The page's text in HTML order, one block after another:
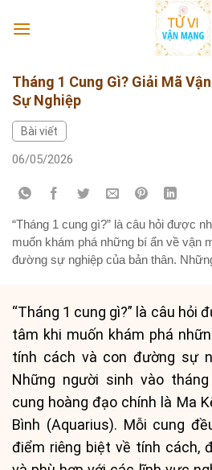
Tháng 1 Cung Gì? Giải Mã
Sự Nghiệp
Bài viết
06/05/2026
“Tháng 1 cung gì?” là câu hỏi được
muốn khám phá những bí ẩn về vận
đường sự nghiệp của bản thân.
“Tháng 1 cung gì?” là câu hỏi
tâm khi muốn khám phá
tính cách và con đường sự
Những người sinh vào
cung hoàng đạo chính là Ma
Bình (Aquarius). Mỗi cung
điểm riêng biệt về tính cách,